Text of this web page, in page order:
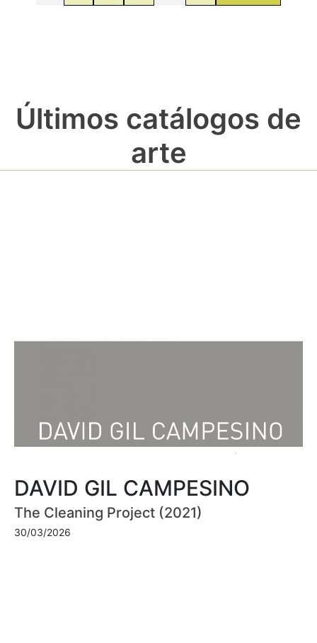
Últimos catálogos de
arte
DAVID GIL CAMPESINO
The Cleaning Project (2021)
30/03/2026